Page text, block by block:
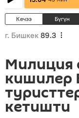
Кечээ Бүгүн
г. Бишкек 89.3
Милиция
кишилер
кетишти